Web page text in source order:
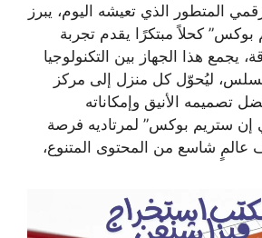
المتطور الذي تعيشه اليوم، يبرز
كحلاً مبتكرًا يقدم تجربة
يجمع هذا الجهاز بين التكنولوجيا
ليُحوّل كل منزل إلى مركز
تصميمه الأنيق وإمكاناته
إن ستريم بوكس” لمرتاديه فرصة
عالمٍ شاسع من المحتوى المتنوع،